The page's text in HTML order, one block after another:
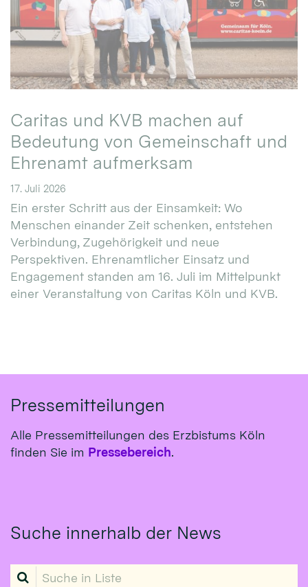
Caritas und KVB machen auf
Bedeutung von Gemeinschaft und
Ehrenamt aufmerksam
17. Juli 2026
Ein erster Schritt aus der Einsamkeit: Wo
Menschen einander Zeit schenken, entstehen
Verbindung, Zugehörigkeit und neue
Perspektiven. Ehrenamtlicher Einsatz und
Engagement standen am 16. Juli im Mittelpunkt
einer Veranstaltung von Caritas Köln und KVB.
Pressemitteilungen
Alle Pressemitteilungen des Erzbistums Köln
finden Sie im Pressebereich.
Suche innerhalb der News
Suche in Liste